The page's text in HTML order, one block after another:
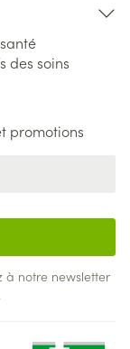
des soins
promotions
à notre newsletter
.